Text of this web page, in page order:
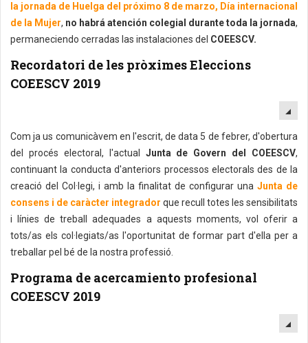
la jornada de Huelga del próximo 8 de marzo, Día internacional
de la Mujer, no habrá atención colegial durante toda la jornada,
permaneciendo cerradas las instalaciones del COEESCV.
Recordatori de les pròximes Eleccions
COEESCV 2019
Com ja us comunicàvem en l'escrit, de data 5 de febrer, d'obertura
del procés electoral, l'actual
Junta de Govern del COEESCV,
continuant la conducta d'anteriors processos electorals des de la
creació del Col·legi, i amb la finalitat de configurar una Junta de
consens i de caràcter integrador que recull totes les sensibilitats
i línies de treball adequades a aquests moments, vol oferir a
tots/as els col·legiats/as l'oportunitat de formar part d'ella per a
treballar pel bé de la nostra professió.
Programa de acercamiento profesional
COEESCV 2019